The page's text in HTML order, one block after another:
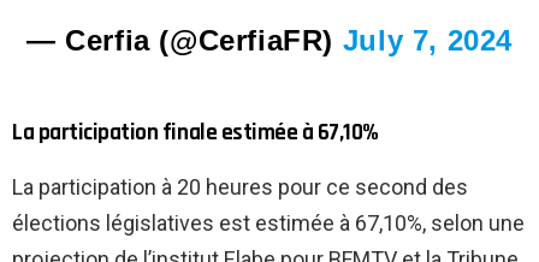
— Cerfia (@CerfiaFR) July 7, 2024
La participation finale estimée à 67,10%
La participation à 20 heures pour ce second des
élections législatives est estimée à 67,10%, selon une